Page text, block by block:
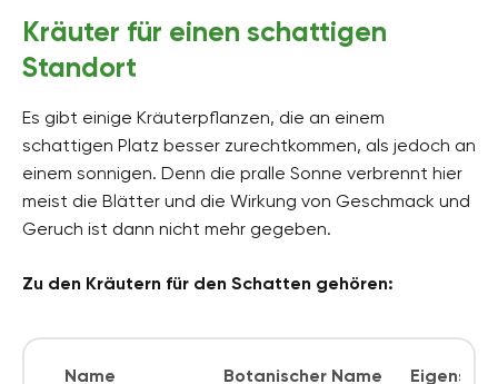
Kräuter für einen schattigen
Standort
Es gibt einige Kräuterpflanzen, die an einem
schattigen Platz besser zurechtkommen, als jedoch an
einem sonnigen. Denn die pralle Sonne verbrennt hier
meist die Blätter und die Wirkung von Geschmack und
Geruch ist dann nicht mehr gegeben.
Zu den Kräutern für den Schatten gehören:
Name Botanischer Name